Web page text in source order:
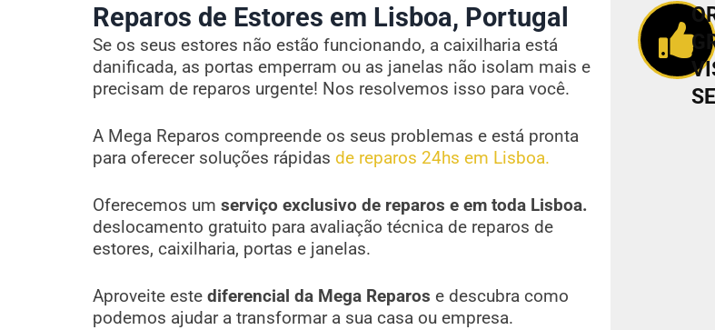
Reparos de Estores em Lisboa, Portugal
Se os seus estores não estão funcionando, a caixilharia está
danificada, as portas emperram ou as janelas não isolam mais e
precisam de reparos urgente! Nos resolvemos isso para você.
A Mega Reparos compreende os seus problemas e está pronta
para oferecer soluções rápidas de reparos 24hs em Lisboa.
Oferecemos um serviço exclusivo de reparos e em toda Lisboa.
deslocamento gratuito para avaliação técnica de reparos de
estores, caixilharia, portas e janelas.
Aproveite este diferencial da Mega Reparos e descubra como
podemos ajudar a transformar a sua casa ou empresa.